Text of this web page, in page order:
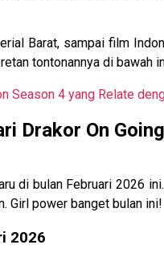
Barat, sampai film
tontonannya di bawah
Season 4 yang Relate
Drakor On
di bulan Februari 2026
Girl power banget bulan ini!
2026